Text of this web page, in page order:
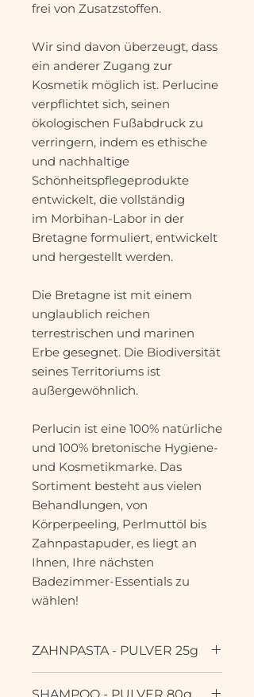
frei von Zusatzstoffen.
Wir sind davon überzeugt, dass
ein anderer Zugang zur
Kosmetik möglich ist. Perlucine
verpflichtet sich, seinen
ökologischen Fußabdruck zu
verringern, indem es ethische
und nachhaltige
Schönheitspflegeprodukte
entwickelt, die vollständig
im Morbihan-Labor in der
Bretagne formuliert, entwickelt
und hergestellt werden.
Die Bretagne ist mit einem
unglaublich reichen
terrestrischen und marinen
Erbe gesegnet. Die Biodiversität
seines Territoriums ist
außergewöhnlich.
Perlucin ist eine 100% natürliche
und 100% bretonische Hygiene-
und Kosmetikmarke. Das
Sortiment besteht aus vielen
Behandlungen, von
Körperpeeling, Perlmuttöl bis
Zahnpastapuder, es liegt an
Ihnen, Ihre nächsten
Badezimmer-Essentials zu
wählen!
ZAHNPASTA - PULVER 25g